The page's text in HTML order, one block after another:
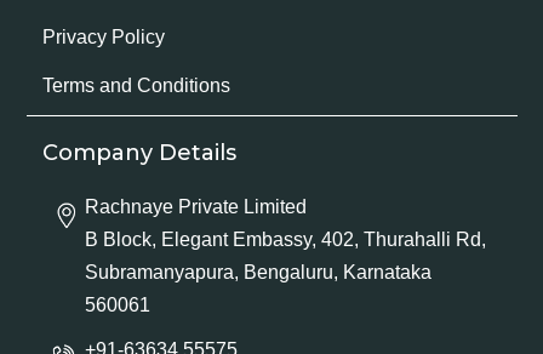
Privacy Policy
Terms and Conditions
Company Details
Rachnaye Private Limited
B Block, Elegant Embassy, 402, Thurahalli Rd,
Subramanyapura, Bengaluru, Karnataka
560061
+91-63634 55575